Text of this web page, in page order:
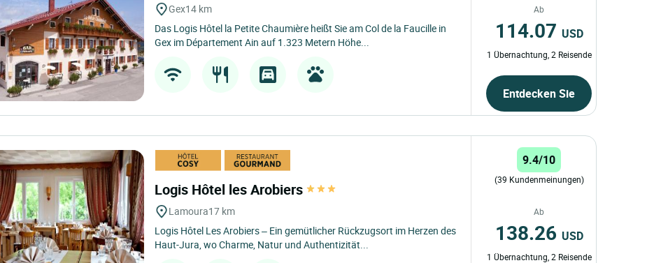
Gex14 km
Das Logis Hôtel la Petite Chaumière heißt Sie am Col de la Faucille in
Gex im Département Ain auf 1.323 Metern Höhe...
Ab
114.07 USD
1 Übernachtung, 2 Reisende
Entdecken Sie
Logis Hôtel les Arobiers
Lamoura17 km
Logis Hôtel Les Arobiers – Ein gemütlicher Rückzugsort im Herzen des
Haut-Jura, wo Charme, Natur und Authentizität...
9.4/10
(39 Kundenmeinungen)
Ab
138.26 USD
1 Übernachtung, 2 Reisende